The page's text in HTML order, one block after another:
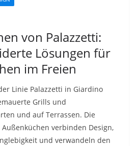
von Palazzetti:
Lösungen für
im Freien
Linie Palazzetti in Giardino
Grills und
und auf Terrassen. Die
verbinden Design,
und verwandeln den